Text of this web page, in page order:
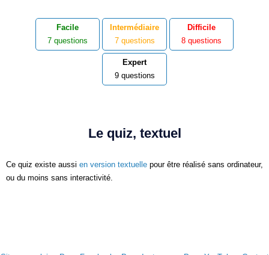
Facile
7 questions
Intermédiaire
7 questions
Difficile
8 questions
Expert
9 questions
Le quiz, textuel
Ce quiz existe aussi en version textuelle pour être réalisé sans ordinateur,
ou du moins sans interactivité.